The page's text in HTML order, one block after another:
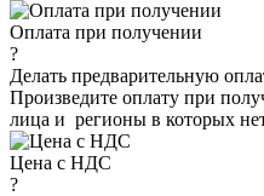
Оплата при получении
?
Делать предварительную
Произведите оплату при
лица и регионы в которых
Цена с НДС
?